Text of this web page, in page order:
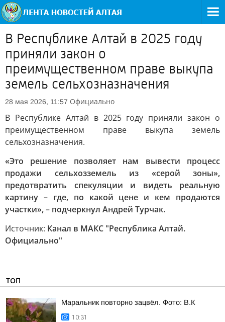
В Республике Алтай в 2025 году
приняли закон о
преимущественном праве выкупа
земель сельхозназначения
28 мая 2026, 11:57 Официально
В Республике Алтай в 2025 году приняли закон о
преимущественном праве выкупа земель
сельхозназначения.
«Это решение позволяет нам вывести процесс
продажи сельхозземель из «серой зоны»,
предотвратить спекуляции и видеть реальную
картину – где, по какой цене и кем продаются
участки», – подчеркнул Андрей Турчак.
Источник: Канал в МАКС "Республика Алтай.
Официально"
ТОП
Маральник повторно зацвёл. Фото: В.К
10:31